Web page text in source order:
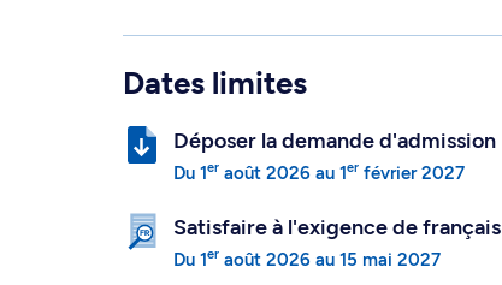
Dates limites
Déposer la demande d'admission
Du 1er août 2026 au 1er février 2027
Satisfaire à l'exigence de français
Du 1er août 2026 au 15 mai 2027